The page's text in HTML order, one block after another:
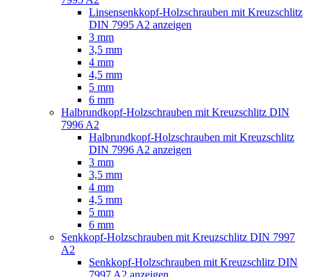
Linsensenkkopf-Holzschrauben mit Kreuzschlitz
DIN 7995 A2 anzeigen
3 mm
3,5 mm
4 mm
4,5 mm
5 mm
6 mm
Halbrundkopf-Holzschrauben mit Kreuzschlitz DIN
7996 A2
Halbrundkopf-Holzschrauben mit Kreuzschlitz
DIN 7996 A2 anzeigen
3 mm
3,5 mm
4 mm
4,5 mm
5 mm
6 mm
Senkkopf-Holzschrauben mit Kreuzschlitz DIN 7997
A2
Senkkopf-Holzschrauben mit Kreuzschlitz DIN
7997 A2 anzeigen